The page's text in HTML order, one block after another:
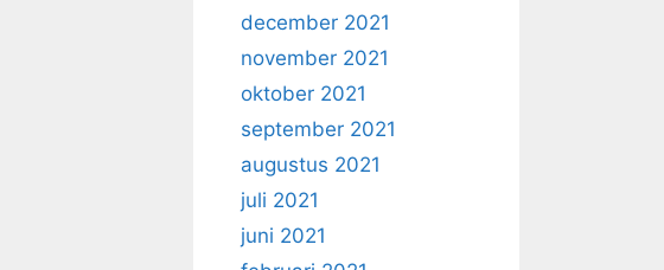
december 2021
november 2021
oktober 2021
september 2021
augustus 2021
juli 2021
juni 2021